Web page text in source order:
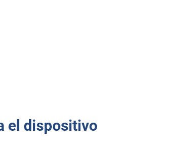
el dispositivo